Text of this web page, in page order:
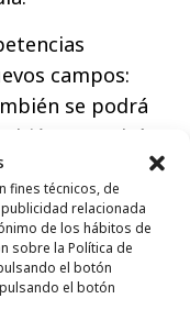
fines técnicos, de
relacionada
de los hábitos de
sobre la Política de
el botón
el botón
campos:
se podrá
se podrá
nunca se vio
de datos y
de error en
nos permitirá